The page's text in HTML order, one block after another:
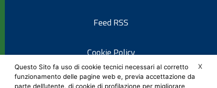
Feed RSS
Cookie Policy
Informativa privacy
X
Questo Sito fa uso di cookie tecnici necessari al corretto
funzionamento delle pagine web e, previa accettazione da
parte dell’utente, di cookie di profilazione per migliorare